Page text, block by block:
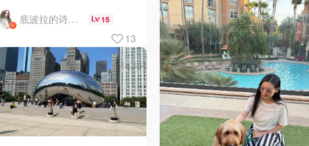
底波拉的诗与歌 15
13